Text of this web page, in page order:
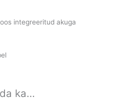
integreeritud akuga
ka…